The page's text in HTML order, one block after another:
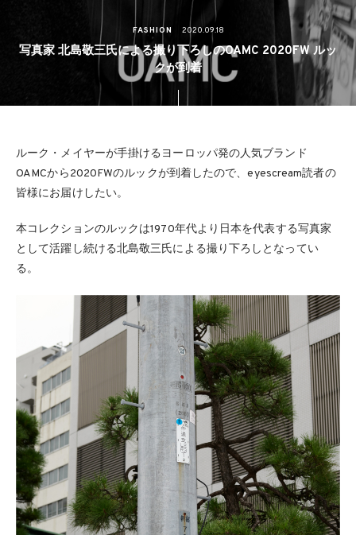
FASHION 2020.09.18
写真家 北島敬三氏による撮り下ろしのOAMC 2020FW ルッ
クが到着
ルーク・メイヤーが手掛けるヨーロッパ発の人気ブランド
OAMCから2020FWのルックが到着したので、eyescream読者の
皆様にお届けしたい。
本コレクションのルックは1970年代より日本を代表する写真家
として活躍し続ける北島敬三氏による撮り下ろしとなってい
る。